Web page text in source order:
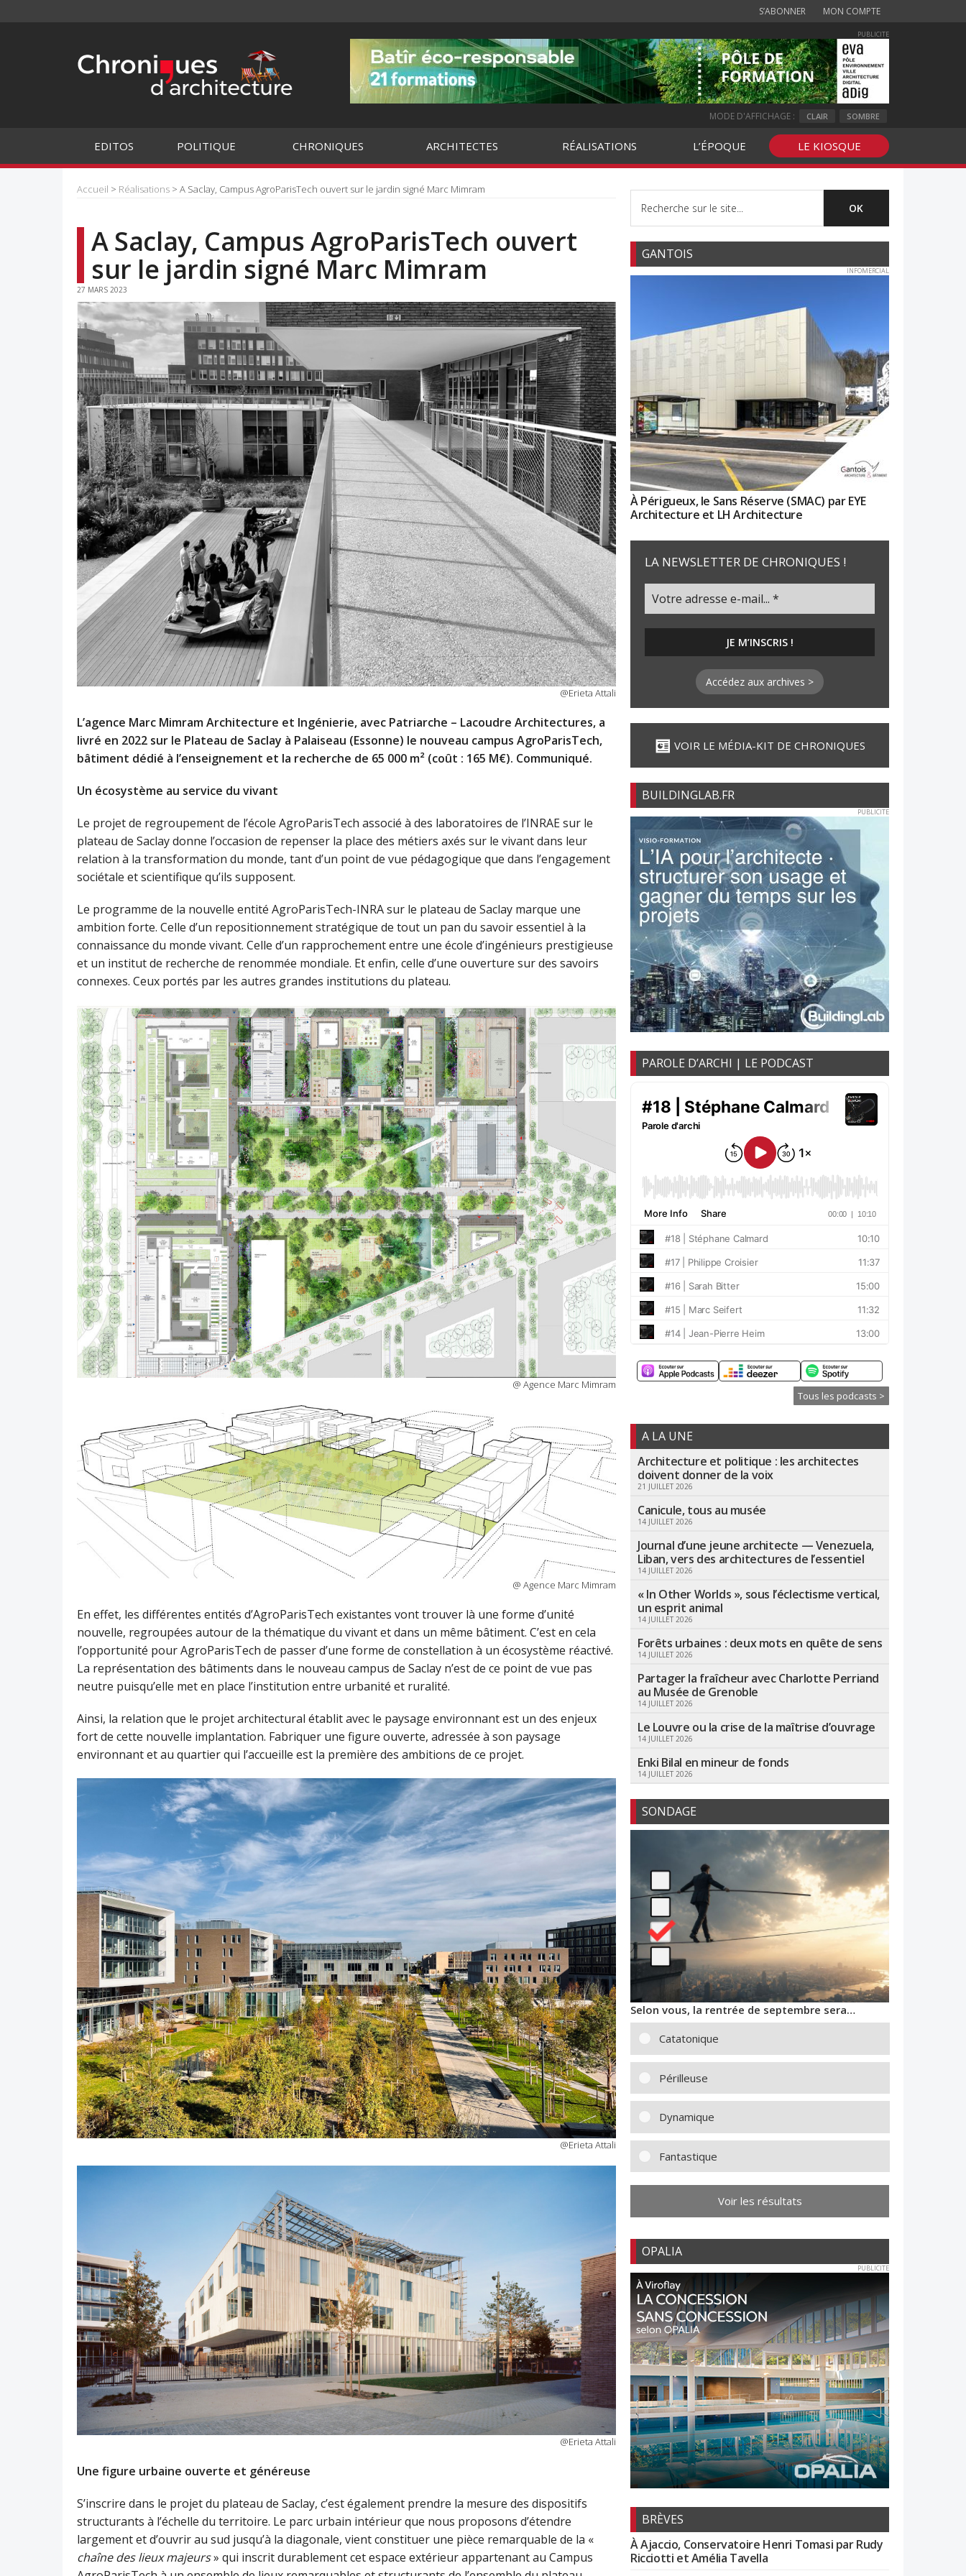
S’ABONNER MON COMPTE
PUBLICITE
MODE D'AFFICHAGE : CLAIR SOMBRE
EDITOS POLITIQUE CHRONIQUES ARCHITECTES RÉALISATIONS L’ÉPOQUE LE KIOSQUE
Accueil > Réalisations > A Saclay, Campus AgroParisTech ouvert sur le jardin signé Marc Mimram
A Saclay, Campus AgroParisTech ouvert
sur le jardin signé Marc Mimram
27 MARS 2023
@Erieta Attali
L’agence Marc Mimram Architecture et Ingénierie, avec Patriarche – Lacoudre Architectures, a
livré en 2022 sur le Plateau de Saclay à Palaiseau (Essonne) le nouveau campus AgroParisTech,
bâtiment dédié à l’enseignement et la recherche de 65 000 m² (coût : 165 M€). Communiqué.
Un écosystème au service du vivant
Le projet de regroupement de l’école AgroParisTech associé à des laboratoires de l’INRAE sur le
plateau de Saclay donne l’occasion de repenser la place des métiers axés sur le vivant dans leur
relation à la transformation du monde, tant d’un point de vue pédagogique que dans l’engagement
sociétale et scientifique qu’ils supposent.
Le programme de la nouvelle entité AgroParisTech-INRA sur le plateau de Saclay marque une
ambition forte. Celle d’un repositionnement stratégique de tout un pan du savoir essentiel à la
connaissance du monde vivant. Celle d’un rapprochement entre une école d’ingénieurs prestigieuse
et un institut de recherche de renommée mondiale. Et enfin, celle d’une ouverture sur des savoirs
connexes. Ceux portés par les autres grandes institutions du plateau.
@ Agence Marc Mimram
@ Agence Marc Mimram
En effet, les différentes entités d’AgroParisTech existantes vont trouver là une forme d’unité
nouvelle, regroupées autour de la thématique du vivant et dans un même bâtiment. C’est en cela
l’opportunité pour AgroParisTech de passer d’une forme de constellation à un écosystème réactivé.
La représentation des bâtiments dans le nouveau campus de Saclay n’est de ce point de vue pas
neutre puisqu’elle met en place l’institution entre urbanité et ruralité.
Ainsi, la relation que le projet architectural établit avec le paysage environnant est un des enjeux
fort de cette nouvelle implantation. Fabriquer une figure ouverte, adressée à son paysage
environnant et au quartier qui l’accueille est la première des ambitions de ce projet.
@Erieta Attali
@Erieta Attali
Une figure urbaine ouverte et généreuse
S’inscrire dans le projet du plateau de Saclay, c’est également prendre la mesure des dispositifs
structurants à l’échelle du territoire. Le parc urbain intérieur que nous proposons d’étendre
largement et d’ouvrir au sud jusqu’à la diagonale, vient constituer une pièce remarquable de la «
chaîne des lieux majeurs» qui inscrit durablement cet espace extérieur appartenant au Campus
GANTOIS
INFOMERCIAL
À Périgueux, le Sans Réserve (SMAC) par EYE
Architecture et LH Architecture
LA NEWSLETTER DE CHRONIQUES !
Accédez aux archives >
VOIR LE MÉDIA-KIT DE CHRONIQUES
BUILDINGLAB.FR
PUBLICITE
PAROLE D’ARCHI | LE PODCAST
Tous les podcasts >
A LA UNE
Architecture et politique : les architectes
doivent donner de la voix
21 JUILLET 2026
Canicule, tous au musée
14 JUILLET 2026
Journal d’une jeune architecte — Venezuela,
Liban, vers des architectures de l’essentiel
14 JUILLET 2026
« In Other Worlds », sous l’éclectisme vertical,
un esprit animal
14 JUILLET 2026
Forêts urbaines : deux mots en quête de sens
14 JUILLET 2026
Partager la fraîcheur avec Charlotte Perriand
au Musée de Grenoble
14 JUILLET 2026
Le Louvre ou la crise de la maîtrise d’ouvrage
14 JUILLET 2026
Enki Bilal en mineur de fonds
14 JUILLET 2026
SONDAGE
Selon vous, la rentrée de septembre sera…
Catatonique
Périlleuse
Dynamique
Fantastique
Voir les résultats
OPALIA
PUBLICITE
BRÈVES
À Ajaccio, Conservatoire Henri Tomasi par Rudy
Ricciotti et Amélia Tavella